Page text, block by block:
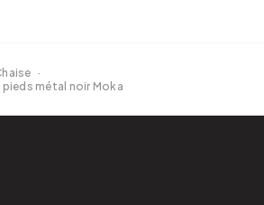
·
métal noir Moka